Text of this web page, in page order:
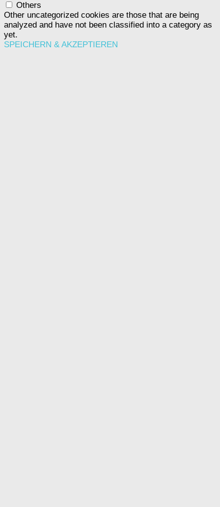
Others
Other uncategorized cookies are those that are being
analyzed and have not been classified into a category as
yet.
SPEICHERN & AKZEPTIEREN